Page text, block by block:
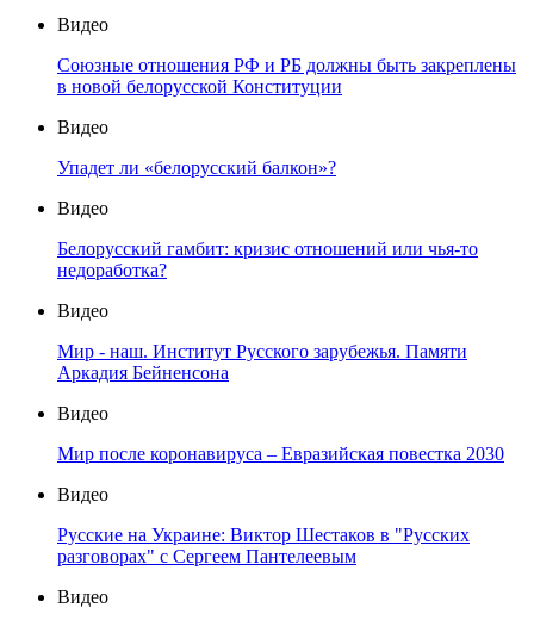
Видео
Союзные отношения РФ и РБ должны быть закреплены
в новой белорусской Конституции
Видео
Упадет ли «белорусский балкон»?
Видео
Белорусский гамбит: кризис отношений или чья-то
недоработка?
Видео
Мир - наш. Институт Русского зарубежья. Памяти
Аркадия Бейненсона
Видео
Мир после коронавируса – Евразийская повестка 2030
Видео
Русские на Украине: Виктор Шестаков в "Русских
разговорах" с Сергеем Пантелеевым
Видео